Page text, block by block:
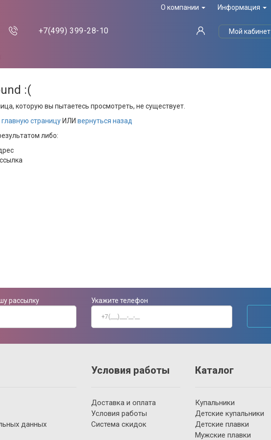
О компании Информация
+7(499) 399-28-10 Мой кабинет
:(
которую вы пытаетесь просмотреть, не существует.
главную страницу ИЛИ вернуться назад
либо:
рассылку
Укажите телефон
данных
Условия работы
Доставка и оплата
Условия работы
Система скидок
Каталог
Купальники
Детские купальники
Детские плавки
Мужские плавки